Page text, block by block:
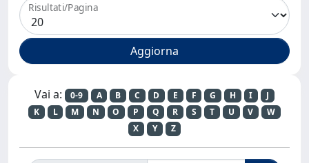
Risultati/Pagina
Vai a: 0-9 A B C D E F G H I
J
K
L M N O P Q R S T U V
W
X
Y Z